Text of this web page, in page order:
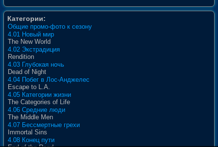
Категории:
Общие промо-фото к сезону
4.01 Новый мир
The New World
4.02 Экстрадиция
Rendition
4.03 Глубокая ночь
Dead of Night
4.04 Побег в Лос-Анджелес
Escape to L.A.
4.05 Категории жизни
The Categories of Life
4.06 Средние люди
The Middle Men
4.07 Бессмертные грехи
Immortal Sins
4.08 Конец пути